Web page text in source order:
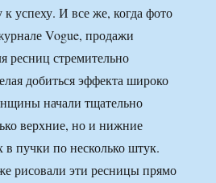
к успеху. И все же, когда фото
Vogue, продажи
ресниц стремительно
добиться эффекта широко
начали тщательно
верхние, но и нижние
в пучки по несколько штук.
рисовали эти ресницы прямо